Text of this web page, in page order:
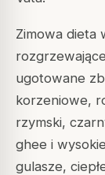
Zimowa dieta
ugotowane
korzeniowe,
rzymski,
ghee i
gulasze,